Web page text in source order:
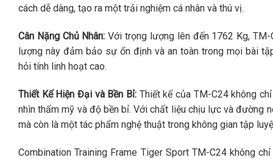
cách dễ dàng, tạo ra một trải nghiệm cá nhân và thú vị.
Cân Nặng Chủ Nhân: Với trọng lượng lên đến 1762 Kg,
lượng này đảm bảo sự ổn định và an toàn trong mọi bài
hỏi tính linh hoạt cao.
Thiết Kế Hiện Đại và Bền Bỉ:Thiết kế của TM-C24 không
nhìn thẩm mỹ và độ bền bỉ. Với chất liệu chịu lực và đường
mà còn là một tác phẩm nghệ thuật trong không gian tập
Combination Training Frame Tiger Sport TM-C24 không